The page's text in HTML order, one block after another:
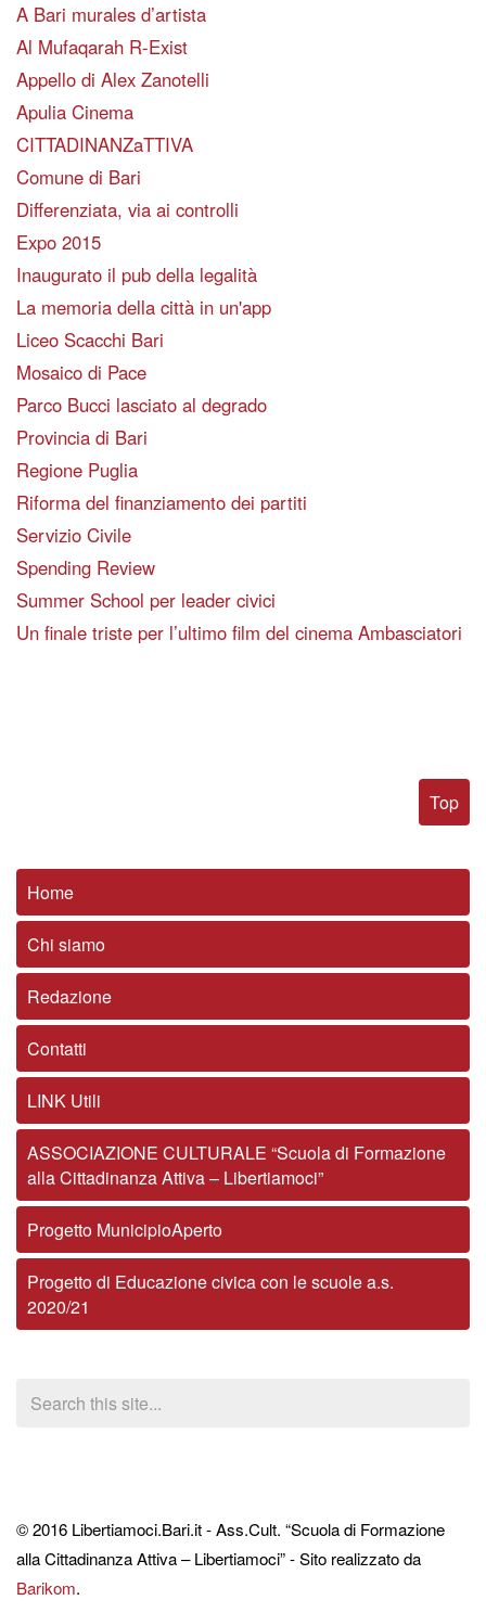
A Bari murales d’artista
Al Mufaqarah R-Exist
Appello di Alex Zanotelli
Apulia Cinema
CITTADINANZaTTIVA
Comune di Bari
Differenziata, via ai controlli
Expo 2015
Inaugurato il pub della legalità
La memoria della città in un'app
Liceo Scacchi Bari
Mosaico di Pace
Parco Bucci lasciato al degrado
Provincia di Bari
Regione Puglia
Riforma del finanziamento dei partiti
Servizio Civile
Spending Review
Summer School per leader civici
Un finale triste per l’ultimo film del cinema Ambasciatori
Top
Home
Chi siamo
Redazione
Contatti
LINK Utili
ASSOCIAZIONE CULTURALE “Scuola di Formazione
alla Cittadinanza Attiva – Libertiamoci”
Progetto MunicipioAperto
Progetto di Educazione civica con le scuole a.s.
2020/21
© 2016 Libertiamoci.Bari.it - Ass.Cult. “Scuola di Formazione
alla Cittadinanza Attiva – Libertiamoci” - Sito realizzato da
Barikom.